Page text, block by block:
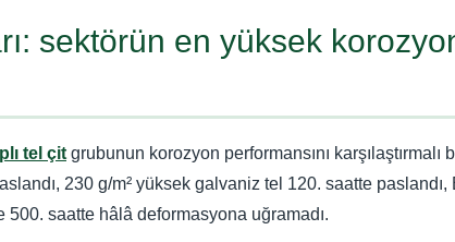
sektörün en yüksek
tel çit grubunun korozyon performansını karşılaştırmalı
230 g/m² yüksek galvaniz tel 120. saatte paslandı,
saatte hâlâ deformasyona uğramadı.